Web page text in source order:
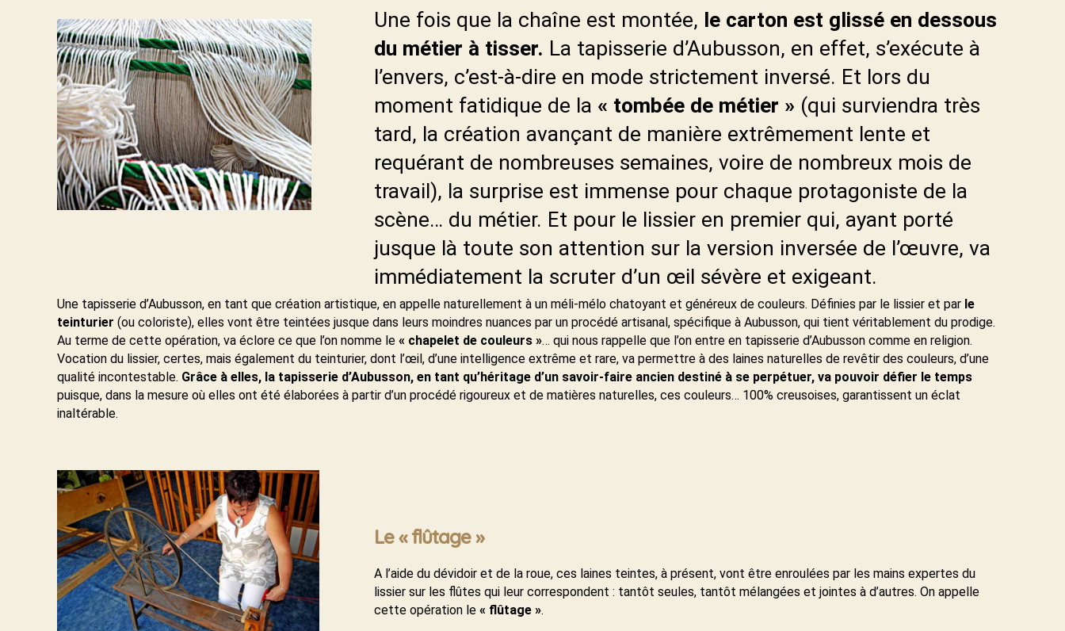
Une fois que la chaîne est montée, le carton est glissé en dessous
du métier à tisser. La tapisserie d’Aubusson, en effet, s’exécute à
l’envers, c’est-à-dire en mode strictement inversé. Et lors du
moment fatidique de la « tombée de métier » (qui surviendra très
tard, la création avançant de manière extrêmement lente et
requérant de nombreuses semaines, voire de nombreux mois de
travail), la surprise est immense pour chaque protagoniste de la
scène… du métier. Et pour le lissier en premier qui, ayant porté
jusque là toute son attention sur la version inversée de l’œuvre, va
immédiatement la scruter d’un œil sévère et exigeant.
Une tapisserie d’Aubusson, en tant que création artistique, en appelle naturellement à un méli-mélo chatoyant et généreux de couleurs. Définies par le lissier et par le
teinturier (ou coloriste), elles vont être teintées jusque dans leurs moindres nuances par un procédé artisanal, spécifique à Aubusson, qui tient véritablement du prodige.
Au terme de cette opération, va éclore ce que l’on nomme le « chapelet de couleurs »… qui nous rappelle que l’on entre en tapisserie d’Aubusson comme en religion.
Vocation du lissier, certes, mais également du teinturier, dont l’œil, d’une intelligence extrême et rare, va permettre à des laines naturelles de revêtir des couleurs, d’une
qualité incontestable. Grâce à elles, la tapisserie d’Aubusson, en tant qu’héritage d’un savoir-faire ancien destiné à se perpétuer, va pouvoir défier le temps
puisque, dans la mesure où elles ont été élaborées à partir d’un procédé rigoureux et de matières naturelles, ces couleurs… 100% creusoises, garantissent un éclat
inaltérable.
Le« flûtage »
A l’aide du dévidoir et de la roue, ces laines teintes, à présent, vont être enroulées par les mains expertes du
lissier sur les flûtes qui leur correspondent : tantôt seules, tantôt mélangées et jointes à d’autres. On appelle
cette opération le « flûtage ».